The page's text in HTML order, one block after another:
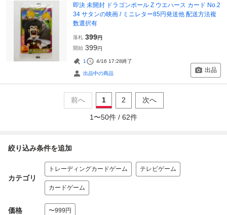
即決 未開封 ドラゴンボール Z ウエハース カード No.2
34 サタンの映画 / ミニレター85円発送他 配送方法複
数選択有
落札 399円
開始 399円
1 4/16 17:28終了
出品中の商品 出品
前へ 1 2 次へ
1 〜50件 / 62件
絞り込み条件を追加
カテゴリ
トレーディングカードゲーム テレビゲーム
カードゲーム
価格 〜999円